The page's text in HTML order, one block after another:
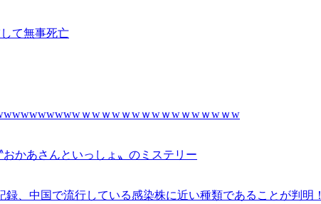
て無事死亡
ｗwｗwｗwｗwｗwｗwｗwｗw
かあさんといっしょ〟のミステリー
、中国で流行している感染株に近い種類であることが判明！